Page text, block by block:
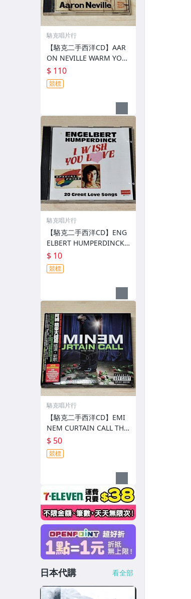
駱克唱片行
【駱克二手西洋CD】AAR
ON NEVILLE WARM YOU
R HEART 美國銀圈版 無歌
詞 內外圈微掉銀&一透光
小點 不影響播放 無IFPI
$ 110
競標
駱克唱片行
【駱克二手西洋CD】ENG
ELBERT HUMPERDINCK I
WISH YOU LOVE 20 GREA
T LOVE SONGS 德國銀圈
版 無IFPI
$ 10
競標
駱克唱片行
【駱克二手西洋CD】EMI
NEM CURTAIN CALL THE
HITS 2CD 宣傳片 附中英
歌詞 側標貼在外殼&黃斑
解說霉點 紙殼壓痕&黃斑
$ 50
競標
日本代購 看全部